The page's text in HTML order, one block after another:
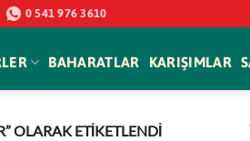
0 541 976 3610
BAHARATLAR KARIŞIMLAR
OLARAK ETIKETLENDI